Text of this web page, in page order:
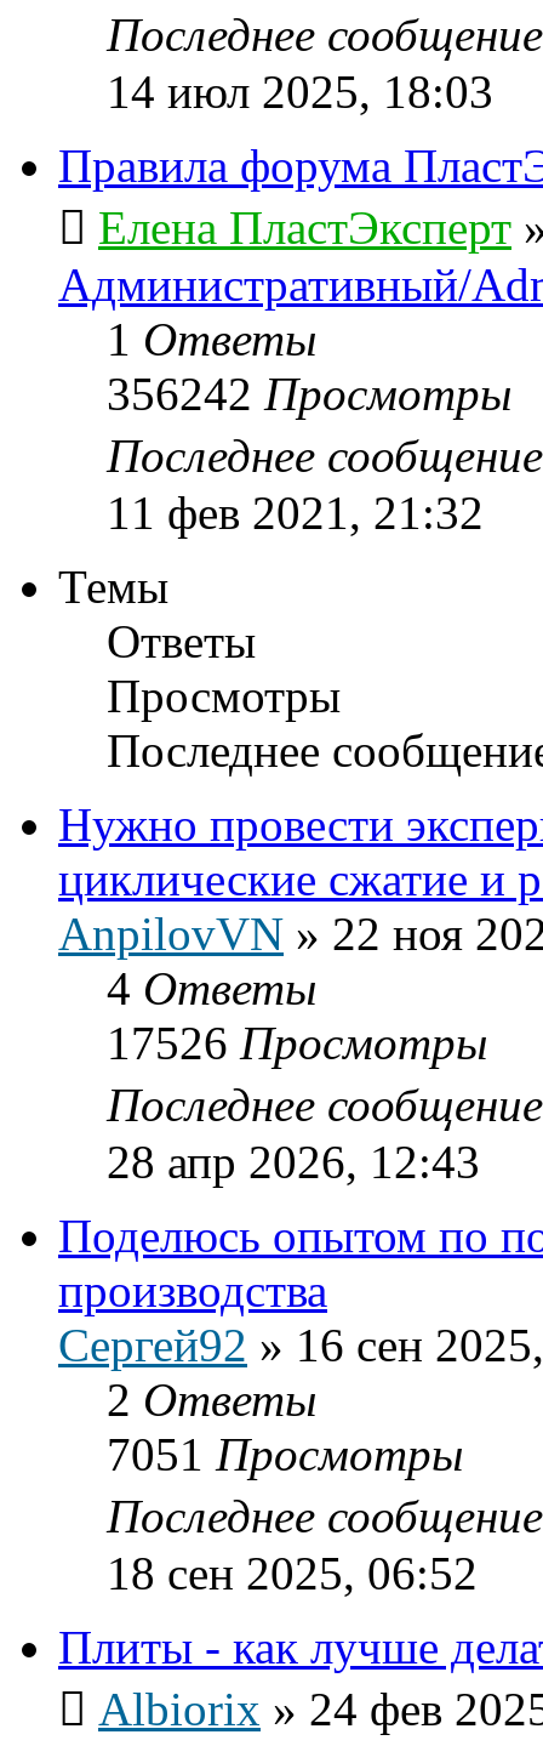
Последнее
14 июл 2025, 18:03
Правила форума
Елена ПластЭксперт
Административный/
1 Ответы
356242 Просмотры
Последнее
11 фев 2021, 21:32
Темы
Ответы
Просмотры
Последнее
Нужно провести
циклические сжатие и
AnpilovVN » 22 ноя
4 Ответы
17526 Просмотры
Последнее
28 апр 2026, 12:43
Поделюсь опытом по
производства
Сергей92 » 16 сен
2 Ответы
7051 Просмотры
Последнее
18 сен 2025, 06:52
Плиты - как лучше
Albiorix » 24 фев